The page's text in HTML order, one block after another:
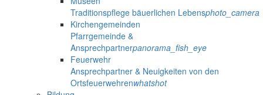
Traditionspflege bäuerlichen Lebensphoto_camera
Kirchengemeinden
Pfarrgemeinde &
Ansprechpartnerpanorama_fish_eye
Feuerwehr
Ansprechpartner & Neuigkeiten von den
Ortsfeuerwehrenwhatshot